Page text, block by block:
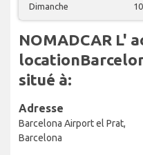
Dimanche
NOMADCAR L'
situé à:
Adresse
Barcelona Airport el Prat,
Barcelona